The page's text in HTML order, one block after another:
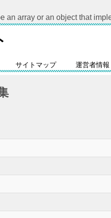
an array or an object that
サイトマップ 運営者情報